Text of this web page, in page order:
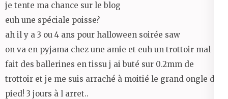
je tente ma chance sur le blog
euh une spéciale poisse?
ah il y a 3 ou 4 ans pour halloween soirée saw
on va en pyjama chez une amie et euh un trottoir mal
fait des ballerines en tissu j ai buté sur 0.2mm de
trottoir et je me suis arraché à moitié le grand ongle du
pied! 3 jours à l arret..